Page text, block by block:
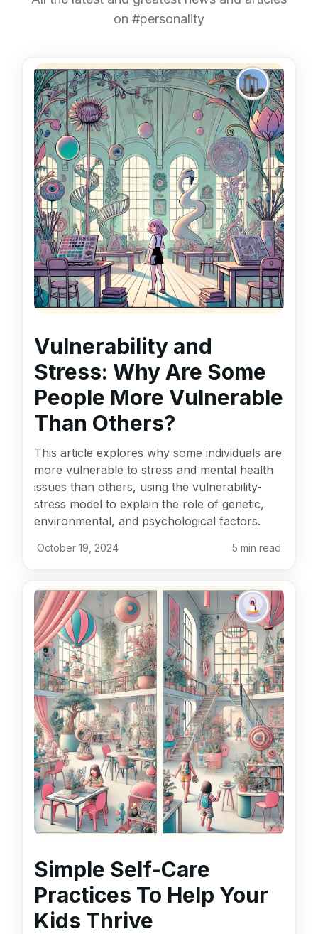
on #personality
Vulnerability and
Stress: Why Are Some
People More Vulnerable
Than Others?
This article explores why some individuals are
more vulnerable to stress and mental health
issues than others, using the vulnerability-
stress model to explain the role of genetic,
environmental, and psychological factors.
October 19, 2024 5 min read
Simple Self-Care
Practices To Help Your
Kids Thrive